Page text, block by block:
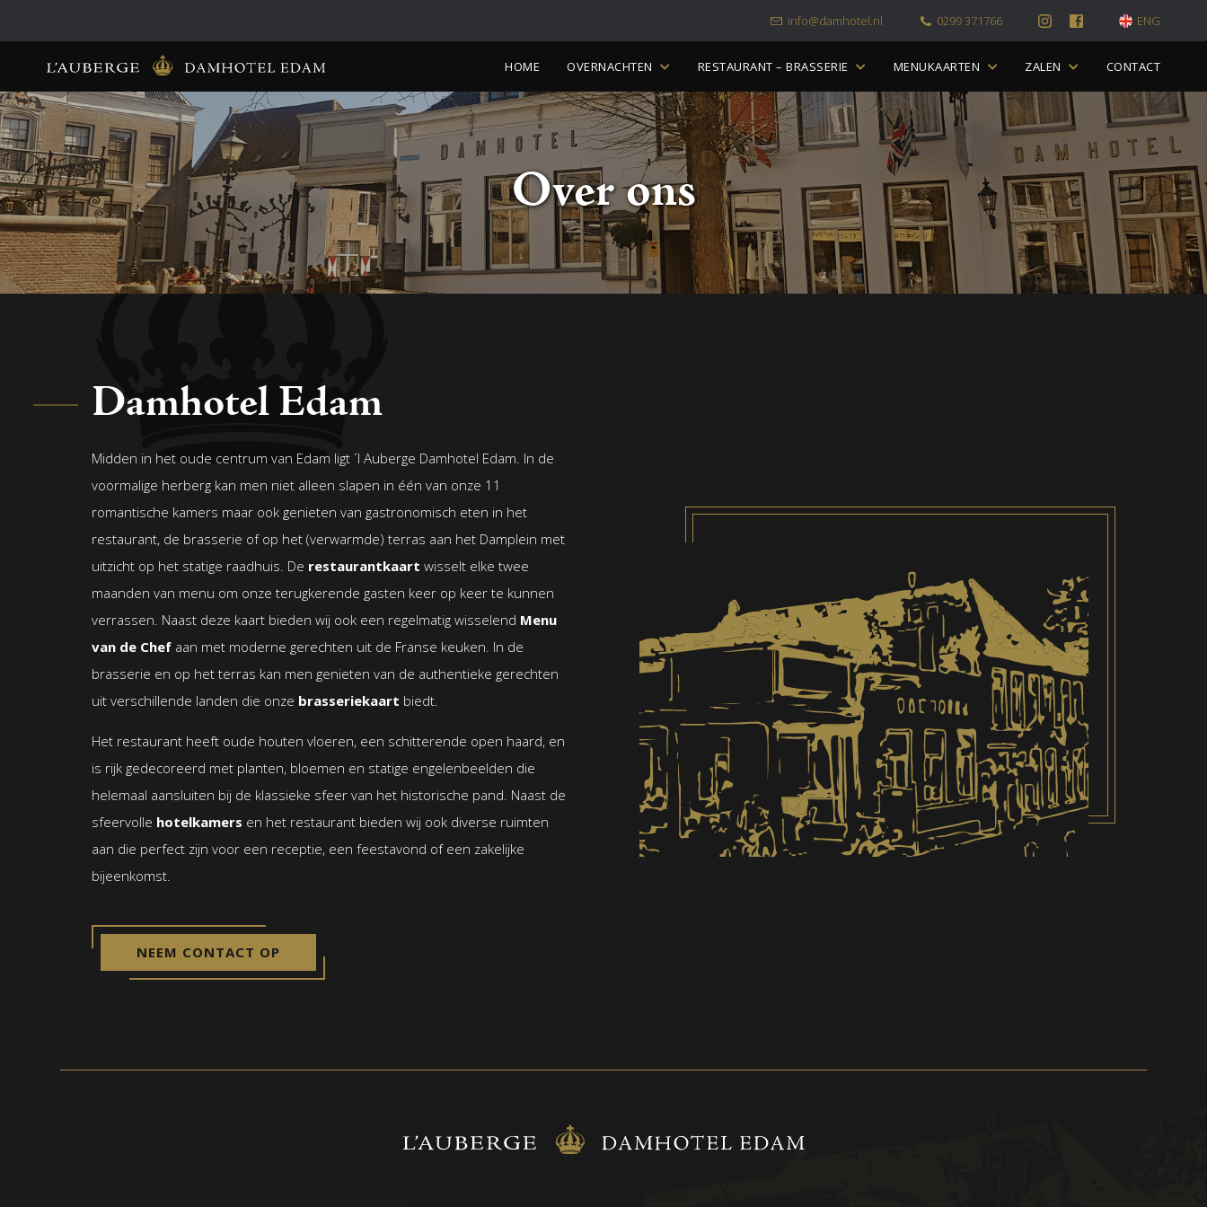
info@damhotel.nl 0299 371766 ENG
to
content
HOME OVERNACHTEN RESTAURANT – BRASSERIE MENUKAARTEN ZALEN CONTACT
Over ons
Damhotel Edam
Midden in het oude centrum van Edam ligt ´l Auberge Damhotel Edam. In de
voormalige herberg kan men niet alleen slapen in één van onze 11
romantische kamers maar ook genieten van gastronomisch eten in het
restaurant, de brasserie of op het (verwarmde) terras aan het Damplein met
uitzicht op het statige raadhuis. De restaurantkaart wisselt elke twee
maanden van menu om onze terugkerende gasten keer op keer te kunnen
verrassen. Naast deze kaart bieden wij ook een regelmatig wisselend Menu
van de Chef aan met moderne gerechten uit de Franse keuken. In de
brasserie en op het terras kan men genieten van de authentieke gerechten
uit verschillende landen die onze brasseriekaart biedt.
Het restaurant heeft oude houten vloeren, een schitterende open haard, en
is rijk gedecoreerd met planten, bloemen en statige engelenbeelden die
helemaal aansluiten bij de klassieke sfeer van het historische pand. Naast de
sfeervolle hotelkamers en het restaurant bieden wij ook diverse ruimten
aan die perfect zijn voor een receptie, een feestavond of een zakelijke
bijeenkomst.
NEEM CONTACT OP